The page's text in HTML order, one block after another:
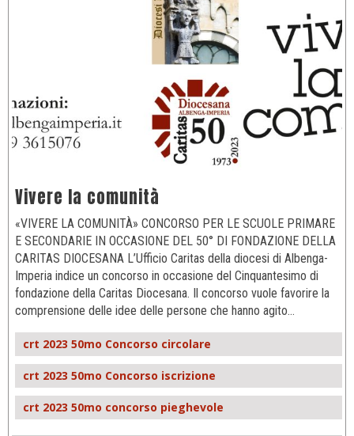
Vivere la comunità
«VIVERE LA COMUNITÀ» CONCORSO PER LE SCUOLE PRIMARE
E SECONDARIE IN OCCASIONE DEL 50° DI FONDAZIONE DELLA
CARITAS DIOCESANA L’Ufficio Caritas della diocesi di Albenga-
Imperia indice un concorso in occasione del Cinquantesimo di
fondazione della Caritas Diocesana. Il concorso vuole favorire la
comprensione delle idee delle persone che hanno agito…
crt 2023 50mo Concorso circolare
crt 2023 50mo Concorso iscrizione
crt 2023 50mo concorso pieghevole